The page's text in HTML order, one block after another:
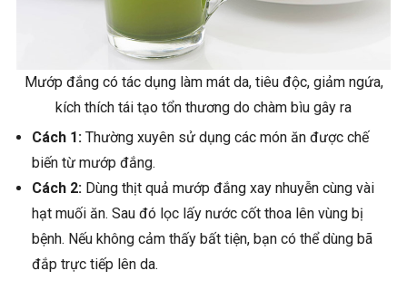
Mướp đắng có tác dụng làm mát da, tiêu độc, giảm ngứa,
kích thích tái tạo tổn thương do chàm bìu gây ra
Cách 1: Thường xuyên sử dụng các món ăn được chế
biến từ mướp đắng.
Cách 2: Dùng thịt quả mướp đắng xay nhuyễn cùng vài
hạt muối ăn. Sau đó lọc lấy nước cốt thoa lên vùng bị
bệnh. Nếu không cảm thấy bất tiện, bạn có thể dùng bã
đắp trực tiếp lên da.